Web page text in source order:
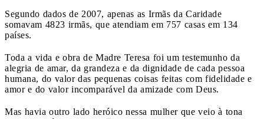
Segundo dados de 2007, apenas as Irmãs da Caridade
somavam 4823 irmãs, que atendiam em 757 casas em 134
países.
Toda a vida e obra de Madre Teresa foi um testemunho da
alegria de amar, da grandeza e da dignidade de cada pessoa
humana, do valor das pequenas coisas feitas com fidelidade e
amor e do valor incomparável da amizade com Deus.
Mas havia outro lado heróico nessa mulher que veio à tona